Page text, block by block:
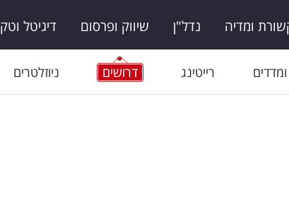
ומדיה נדל"ן שיווק ופרסום דיגיטל וטק
רייטינג דרושים ניוזלטרים